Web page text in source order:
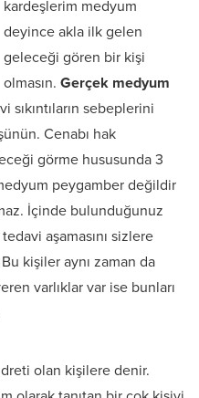
kardeşlerim medyum
deyince akla ilk gelen
geleceği gören bir kişi
olmasın. Gerçek medyum
sıkıntıların sebeplerini
Cenabı hak
görme hususunda 3
peygamber değildir
İçinde bulunduğunuz
aşamasını sizlere
kişiler aynı zaman da
varlıklar var ise bunları
olan kişilere denir.